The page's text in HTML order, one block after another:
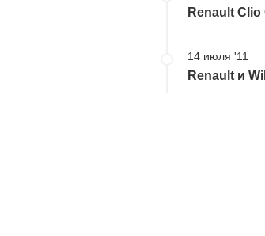
Renault
14 июля '11
Renault и